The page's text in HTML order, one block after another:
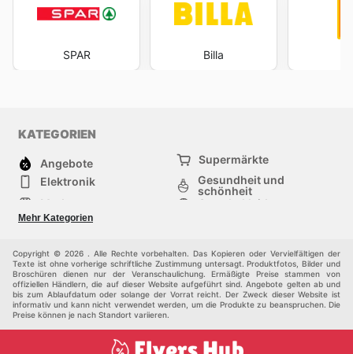
SPAR Billa
KATEGORIEN
Angebote
Supermärkte
Elektronik
Gesundheit und
schönheit
Mode
Sportbekleidung
Baumarkt
Mehr Kategorien
Copyright © 2026 . Alle Rechte vorbehalten. Das Kopieren oder Vervielfältigen der
Texte ist ohne vorherige schriftliche Zustimmung untersagt. Produktfotos, Bilder und
Broschüren dienen nur der Veranschaulichung. Ermäßigte Preise stammen von
offiziellen Händlern, die auf dieser Website aufgeführt sind. Angebote gelten ab und
bis zum Ablaufdatum oder solange der Vorrat reicht. Der Zweck dieser Website ist
informativ und kann nicht verwendet werden, um die Produkte zu beanspruchen. Die
Preise können je nach Standort variieren.